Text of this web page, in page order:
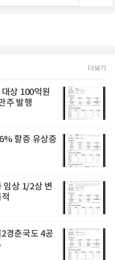
더보기
상 100억원
주 발행
할증 유상증
임상 1/2상 변
경춘국도 4공